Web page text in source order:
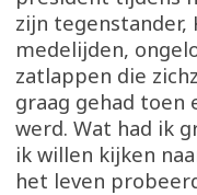
zijn tegenstander,
medelijden,
zatlappen die
graag gehad toen
werd. Wat had ik
ik willen kijken
het leven